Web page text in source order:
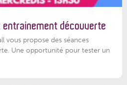
entrainement découverte
vous propose des séances
Une opportunité pour tester un